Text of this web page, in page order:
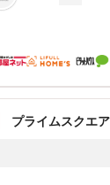
プライムスクエ